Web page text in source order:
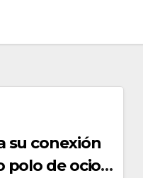
su conexión
polo de ocio y